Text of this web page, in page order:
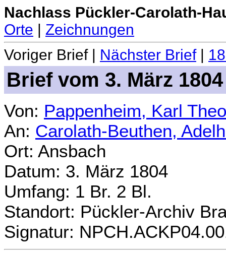
Nachlass Pückler-Carolath-
Orte | Zeichnungen
Voriger Brief | Nächster Brief|
Brief vom 3. März 1804
Von: Pappenheim, Karl
An: Carolath-Beuthen,
Ort: Ansbach
Datum: 3. März 1804
Umfang: 1 Br. 2 Bl.
Standort: Pückler-Archiv
Signatur: